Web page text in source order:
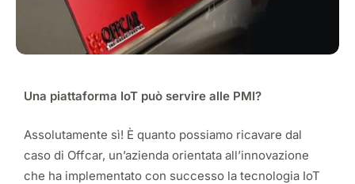
Una piattaforma IoT può servire alle PMI?
Assolutamente sì! È quanto possiamo ricavare dal
caso di Offcar, un’azienda orientata all’innovazione
che ha implementato con successo la tecnologia IoT